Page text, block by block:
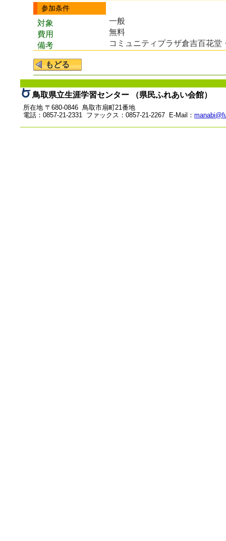
参加条件
対象
一般
費用
無料
備考
コミュニティプラザ倉吉百花堂
鳥取県立生涯学習センター （県民ふれあい会館）
所在地 〒680-0846 鳥取市扇町21番地
電話：0857-21-2331 ファックス：0857-21-2267 E-Mail：